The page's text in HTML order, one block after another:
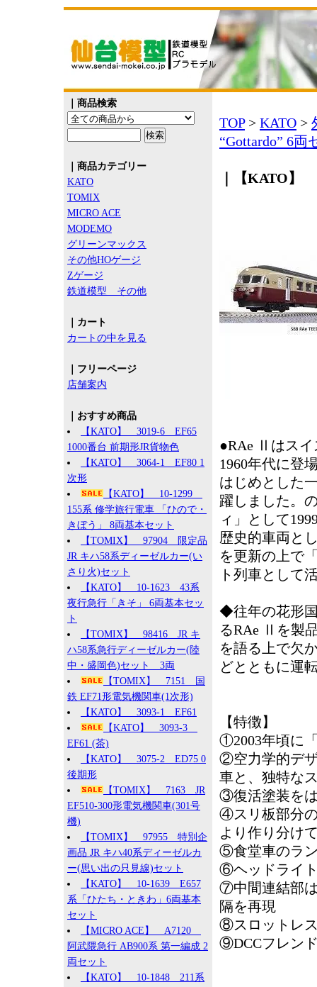
｜商品検索
｜商品カテゴリー
KATO
TOMIX
MICRO ACE
MODEMO
グリーンマックス
その他HOゲージ
Zゲージ
鉄道模型 その他
｜カート
カートの中を見る
｜フリーページ
店舗案内
｜おすすめ商品
【KATO】 3019-6 EF65
1000番台 前期形JR貨物色
【KATO】 3064-1 EF80 1
次形
【KATO】 10-1299
155系 修学旅行電車 「ひので・
きぼう」 8両基本セット
【TOMIX】 97904 限定品
JR キハ58系ディーゼルカー(い
さり火)セット
【KATO】 10-1623 43系
夜行急行「きそ」 6両基本セッ
ト
【TOMIX】 98416 JR キ
ハ58系急行ディーゼルカー(陸
中・盛岡色)セット 3両
【TOMIX】 7151 国
鉄 EF71形電気機関車(1次形)
【KATO】 3093-1 EF61
【KATO】 3093-3
EF61 (茶)
【KATO】 3075-2 ED75 0
後期形
【TOMIX】 7163 JR
EF510-300形電気機関車(301号
機)
【TOMIX】 97955 特別企
画品 JR キハ40系ディーゼルカ
ー(思い出の只見線)セット
【KATO】 10-1639 E657
系「ひたち・ときわ」6両基本
セット
【MICRO ACE】 A7120
阿武隈急行 AB900系 第一編成 2
両セット
【KATO】 10-1848 211系
TOP> KATO >
“Gottardo” 6両
｜【KATO】
●RAe Ⅱはスイ
1960年代に登
はじめとした
躍しました。
ィ」として
歴史的車両と
を更新の上で
ト列車として
◆往年の花形
るRAe Ⅱを製
を語る上で欠
どとともに運
【特徴】
①2003年頃に
②空力学的デ
車と、独特な
③復活塗装を
④スリ板部分
より作り分け
⑤食堂車のラ
⑥ヘッドライ
⑦中間連結部
隔を再現
⑧スロットレ
⑨DCCフレン